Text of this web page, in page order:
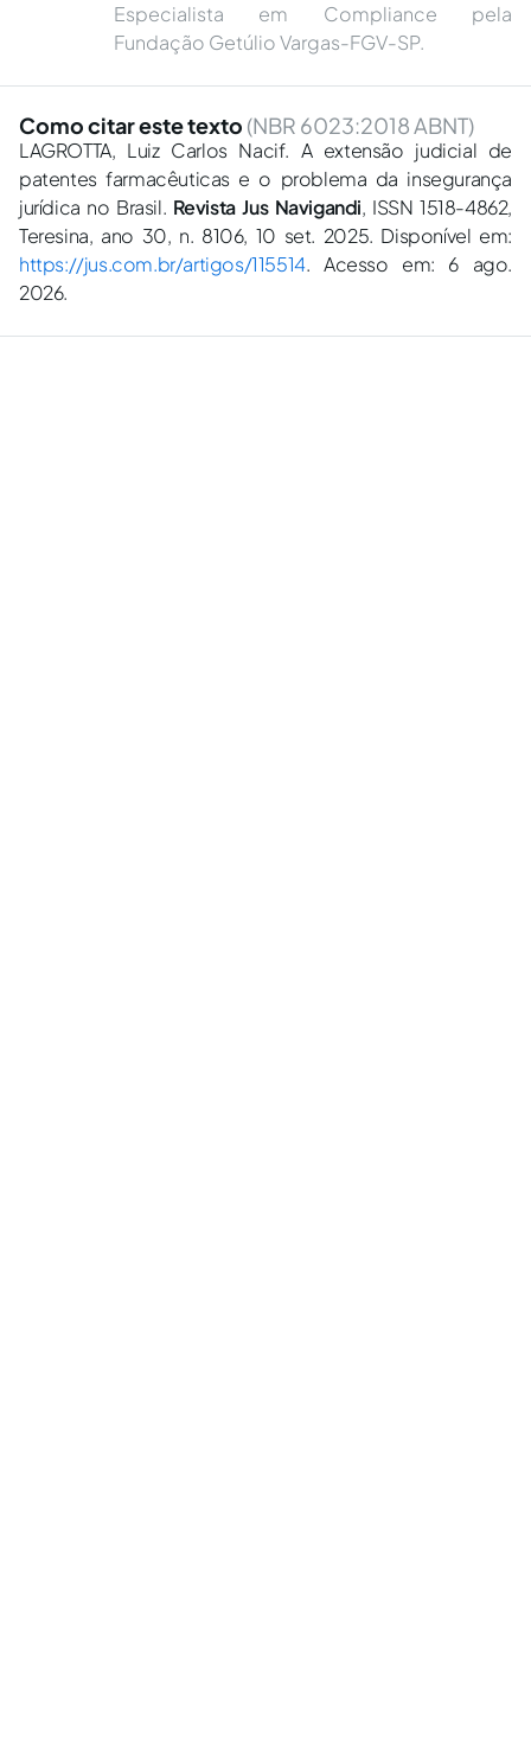
Especialista em Compliance pela
Fundação Getúlio Vargas-FGV-SP.
Como citar este texto (NBR 6023:2018 ABNT)
LAGROTTA, Luiz Carlos Nacif. A extensão judicial de
patentes farmacêuticas e o problema da insegurança
jurídica no Brasil. Revista Jus Navigandi, ISSN 1518-4862,
Teresina, ano 30, n. 8106, 10 set. 2025. Disponível em:
https://jus.com.br/artigos/115514. Acesso em: 6 ago.
2026.